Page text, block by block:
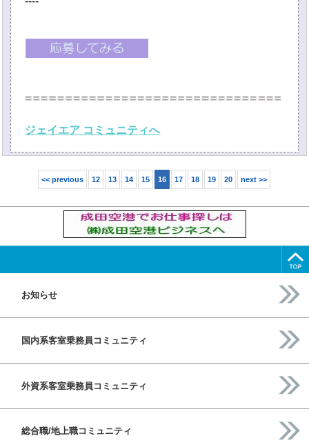
ジェイエア コミュニティへ
<< previous 12 13 14 15 16 17 18 19 20 next >>
お知らせ
国内系客室乗務員コミュニティ
外資系客室乗務員コミュニティ
総合職/地上職コミュニティ